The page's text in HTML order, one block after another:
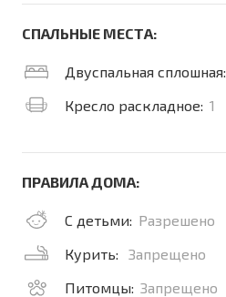
СПАЛЬНЫЕ МЕСТА:
Двуспальная сплошная:
Кресло раскладное: 1
ПРАВИЛА ДОМА:
С детьми: Разрешено
Курить:
Запрещено
Питомцы: Запрещено